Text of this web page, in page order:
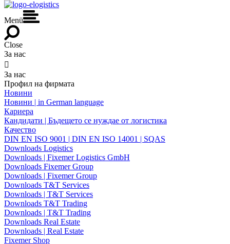
Menü
Close
За нас

За нас
Профил на фирмата
Новини
Новини | in German language
Кариера
Кандидати | Бъдещето се нуждае от логистика
Качество
DIN EN ISO 9001 | DIN EN ISO 14001 | SQAS
Downloads Logistics
Downloads | Fixemer Logistics GmbH
Downloads Fixemer Group
Downloads | Fixemer Group
Downloads T&T Services
Downloads | T&T Services
Downloads T&T Trading
Downloads | T&T Trading
Downloads Real Estate
Downloads | Real Estate
Fixemer Shop